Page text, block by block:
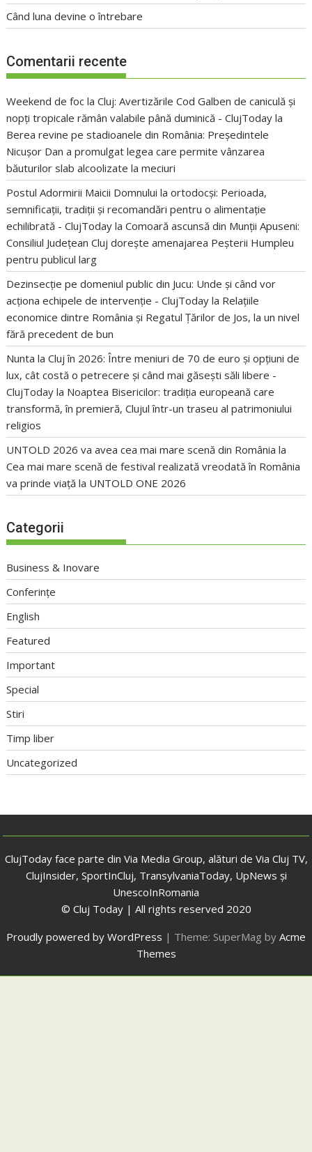
Când luna devine o întrebare
Comentarii recente
Weekend de foc la Cluj: Avertizările Cod Galben de caniculă și
nopți tropicale rămân valabile până duminică - ClujToday la
Berea revine pe stadioanele din România: Președintele
Nicușor Dan a promulgat legea care permite vânzarea
băuturilor slab alcoolizate la meciuri
Postul Adormirii Maicii Domnului la ortodocși: Perioada,
semnificații, tradiții și recomandări pentru o alimentație
echilibrată - ClujToday laComoară ascunsă din Munții Apuseni:
Consiliul Județean Cluj dorește amenajarea Peșterii Humpleu
pentru publicul larg
Dezinsecție pe domeniul public din Jucu: Unde și când vor
acționa echipele de intervenție - ClujToday la Relațiile
economice dintre România și Regatul Țărilor de Jos, la un nivel
fără precedent de bun
Nunta la Cluj în 2026: Între meniuri de 70 de euro și opțiuni de
lux, cât costă o petrecere și când mai găsești săli libere -
ClujToday la Noaptea Bisericilor: tradiția europeană care
transformă, în premieră, Clujul într-un traseu al patrimoniului
religios
UNTOLD 2026 va avea cea mai mare scenă din România la
Cea mai mare scenă de festival realizată vreodată în România
va prinde viață la UNTOLD ONE 2026
Categorii
Business & Inovare
Conferințe
English
Featured
Important
Special
Stiri
Timp liber
Uncategorized
ClujToday face parte din Via Media Group, alături de Via Cluj TV,
ClujInsider, SportInCluj, TransylvaniaToday, UpNews și
UnescoInRomania
© Cluj Today | All rights reserved 2020
Proudly powered by WordPress | Theme: SuperMag by Acme
Themes